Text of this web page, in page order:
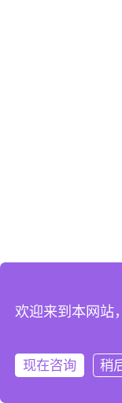
欢迎来到本网站
现在咨询 稍